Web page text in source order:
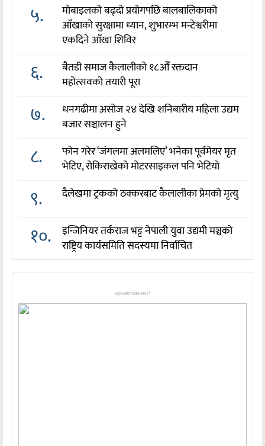
५.
मोबाइलको बढ्दो प्रयोगपछि बालबालिकाको
आँखाको सुरक्षामा ध्यान, शुभारम्भ मन्टेश्वरीमा
एकदिने आँखा शिविर
६.
बैतडी समाज कैलालीको १८औँ रक्तदान
महोत्सवको तयारी पूरा
७.
धनगढीमा असोज २४ देखि शनिबारीय महिला उद्यम
बजार सञ्चालन हुने
८.
फोन गरेर ‘जंगलमा अलमलिए’ भनेका पूर्वमेयर मृत
भेटिए, रोकिराखेको मोटरसाइकल पनि भेटियो
९. दैलेखमा ट्रकको ठक्करबाट कैलालीका प्रेमको मृत्यु
१०.
इन्जिनियर तर्कराज भट्ट नेपाली युवा उद्यमी मञ्चको
राष्ट्रिय कार्यसमिति सदस्यमा निर्वाचित
ADVERTISEMENT